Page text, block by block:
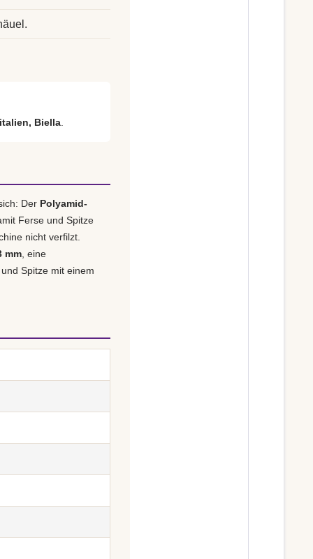
Biella
Der Polyamid-
Ferse und Spitze
nicht verfilzt.
mm , eine
Spitze mit einem